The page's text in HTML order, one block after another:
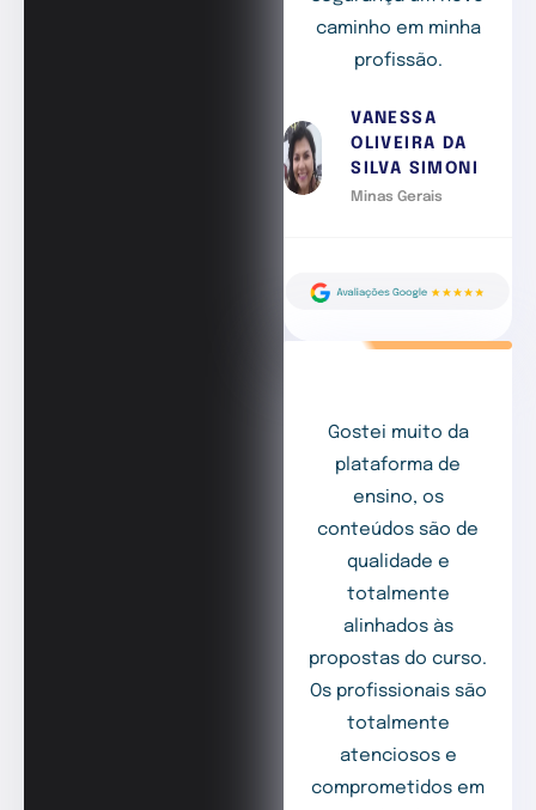
caminho em minha
profissão.
VANESSA
OLIVEIRA DA
SILVA SIMONI
Minas Gerais
Gostei muito da
plataforma de
ensino, os
conteúdos são de
qualidade e
totalmente
alinhados às
propostas do curso.
Os profissionais são
totalmente
atenciosos e
comprometidos em